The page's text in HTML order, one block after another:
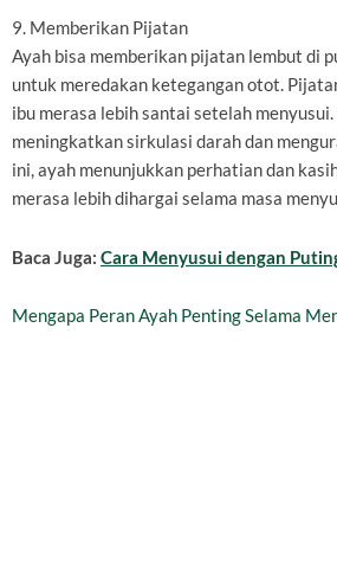
9. Memberikan Pijatan
Ayah bisa memberikan pijatan lembut di
untuk meredakan ketegangan otot.
ibu merasa lebih santai setelah
meningkatkan sirkulasi darah dan
ini, ayah menunjukkan perhatian dan
merasa lebih dihargai selama masa
Baca Juga: Cara Menyusui dengan
Mengapa Peran Ayah Penting Selama